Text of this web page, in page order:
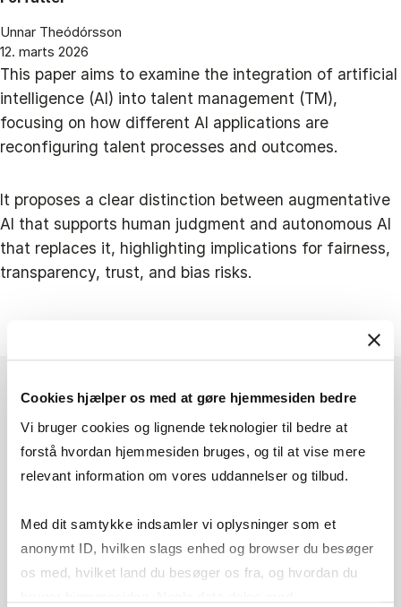
Cookies hjælper os med at gøre hjemmesiden bedre
Vi bruger cookies og lignende teknologier til bedre at
forstå hvordan hjemmesiden bruges, og til at vise mere
relevant information om vores uddannelser og tilbud.
Med dit samtykke indsamler vi oplysninger som et
anonymt ID, hvilken slags enhed og browser du besøger
os med, hvilket land du besøger os fra, og hvordan du
Unnar Theódórsson
12. marts 2026
This paper aims to examine the integration of artificial
intelligence (AI) into talent management (TM),
focusing on how different AI applications are
reconfiguring talent processes and outcomes.
It proposes a clear distinction between augmentative
AI that supports human judgment and autonomous AI
that replaces it, highlighting implications for fairness,
transparency, trust, and bias risks.
AUGMENTATIVE OR
AUTONOMOUS?
REFRAMING
ARTIFICIAL